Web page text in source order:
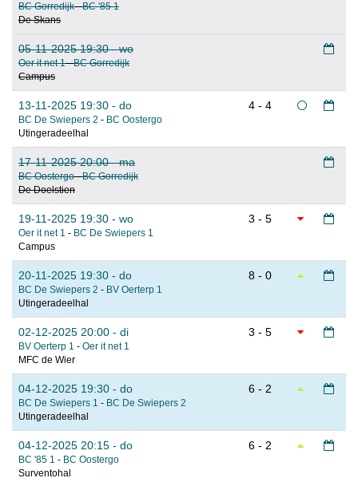
BC Gorredijk-BC '85 1
De Skans
05-11-2025 19:30 - wo
Oer it net 1-BC Gorredijk
Campus
13-11-2025 19:30 - do
BC De Swiepers 2 - BC Oostergo
Utingeradeelhal
4 - 4
17-11-2025 20:00 - ma
BC Oostergo-BC Gorredijk
De Doelstien
19-11-2025 19:30 - wo
Oer it net 1 - BC De Swiepers 1
Campus
3 - 5
20-11-2025 19:30 - do
BC De Swiepers 2 - BV Oerterp 1
Utingeradeelhal
8 - 0
02-12-2025 20:00 - di
BV Oerterp 1 - Oer it net 1
MFC de Wier
3 - 5
04-12-2025 19:30 - do
BC De Swiepers 1 - BC De Swiepers 2
Utingeradeelhal
6 - 2
04-12-2025 20:15 - do
BC '85 1 - BC Oostergo
Surventohal
6 - 2